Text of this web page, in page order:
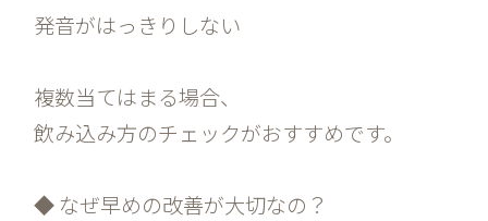
発音がはっきりしない
複数当てはまる場合、
飲み込み方のチェックがおすすめです。
◆ なぜ早めの改善が大切なの？